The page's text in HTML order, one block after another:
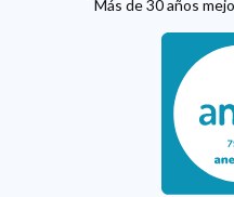
Más de 30 años